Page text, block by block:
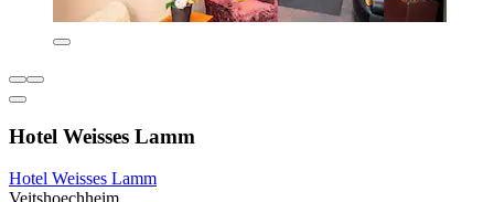
Hotel Weisses Lamm
Hotel Weisses Lamm